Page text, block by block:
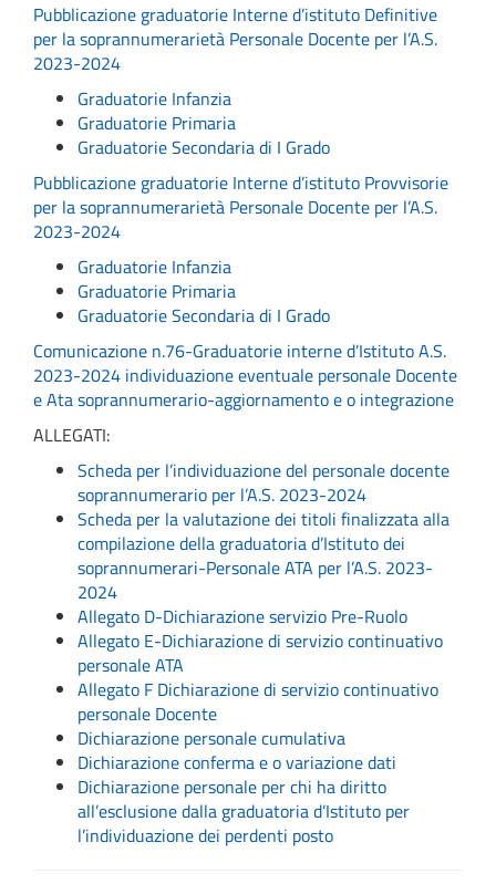
Pubblicazione graduatorie Interne d’istituto Definitive
per la soprannumerarietà Personale Docente per l’A.S.
2023-2024
Graduatorie Infanzia
Graduatorie Primaria
Graduatorie Secondaria di I Grado
Pubblicazione graduatorie Interne d’istituto Provvisorie
per la soprannumerarietà Personale Docente per l’A.S.
2023-2024
Graduatorie Infanzia
Graduatorie Primaria
Graduatorie Secondaria di I Grado
Comunicazione n.76-Graduatorie interne d’Istituto A.S.
2023-2024 individuazione eventuale personale Docente
e Ata soprannumerario-aggiornamento e o integrazione
ALLEGATI:
Scheda per l’individuazione del personale docente
soprannumerario per l’A.S. 2023-2024
Scheda per la valutazione dei titoli finalizzata alla
compilazione della graduatoria d’Istituto dei
soprannumerari-Personale ATA per l’A.S. 2023-
2024
Allegato D-Dichiarazione servizio Pre-Ruolo
Allegato E-Dichiarazione di servizio continuativo
personale ATA
Allegato F Dichiarazione di servizio continuativo
personale Docente
Dichiarazione personale cumulativa
Dichiarazione conferma e o variazione dati
Dichiarazione personale per chi ha diritto
all’esclusione dalla graduatoria d’Istituto per
l’individuazione dei perdenti posto